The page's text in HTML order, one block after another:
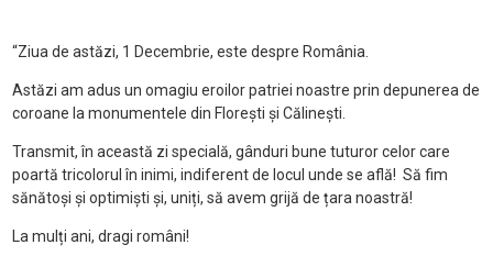
“Ziua de astăzi, 1 Decembrie, este despre România.
Astăzi am adus un omagiu eroilor patriei noastre prin depunerea de
coroane la monumentele din Florești și Călinești.
Transmit, în această zi specială, gânduri bune tuturor celor care
poartă tricolorul în inimi, indiferent de locul unde se află! Să fim
sănătoși și optimiști și, uniți, să avem grijă de țara noastră!
La mulți ani, dragi români!